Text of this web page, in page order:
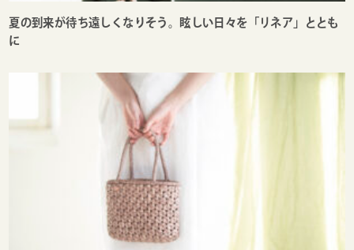
夏の到来が待ち遠しくなりそう。眩しい日々を「リネア」ととも
に